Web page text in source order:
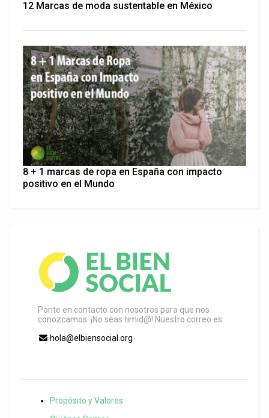
12 Marcas de moda sustentable en México
8 + 1 marcas de ropa en España con impacto
positivo en el Mundo
Ponte en contacto con nosotros para que nos
conozcamos. ¡No seas timid@! Nuestro correo es:
hola@elbiensocial.org
Propósito y Valores